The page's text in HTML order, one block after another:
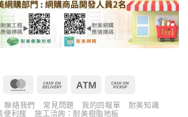
Visa MasterCardCash
Delivery
Atm
Pickup
聯絡我們 常見問題 我的回報單
耐美知識
便利搜
施工洽詢：耐美樹脂地板